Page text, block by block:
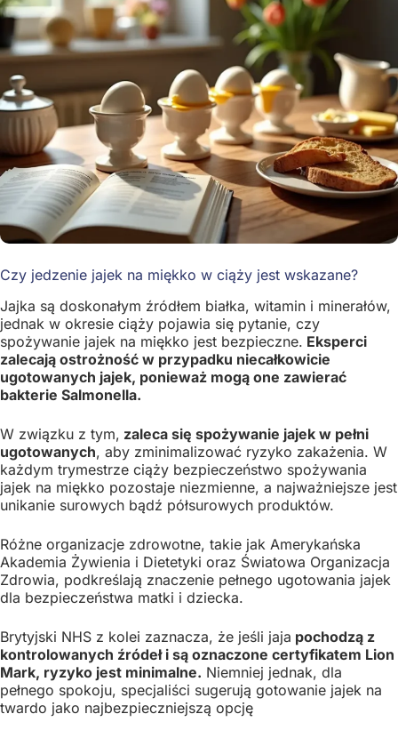
Czy jedzenie jajek na miękko w ciąży jest wskazane?
Jajka są doskonałym źródłem białka, witamin i minerałów,
jednak w okresie ciąży pojawia się pytanie, czy
spożywanie jajek na miękko jest bezpieczne. Eksperci
zalecają ostrożność w przypadku niecałkowicie
ugotowanych jajek, ponieważ mogą one zawierać
bakterie Salmonella.
W związku z tym, zaleca się spożywanie jajek w pełni
ugotowanych, aby zminimalizować ryzyko zakażenia. W
każdym trymestrze ciąży bezpieczeństwo spożywania
jajek na miękko pozostaje niezmienne, a najważniejsze jest
unikanie surowych bądź półsurowych produktów.
Różne organizacje zdrowotne, takie jak Amerykańska
Akademia Żywienia i Dietetyki oraz Światowa Organizacja
Zdrowia, podkreślają znaczenie pełnego ugotowania jajek
dla bezpieczeństwa matki i dziecka.
Brytyjski NHS z kolei zaznacza, że jeśli jaja pochodzą z
kontrolowanych źródeł i są oznaczone certyfikatem Lion
Mark, ryzyko jest minimalne. Niemniej jednak, dla
pełnego spokoju, specjaliści sugerują gotowanie jajek na
twardo jako najbezpieczniejszą opcję